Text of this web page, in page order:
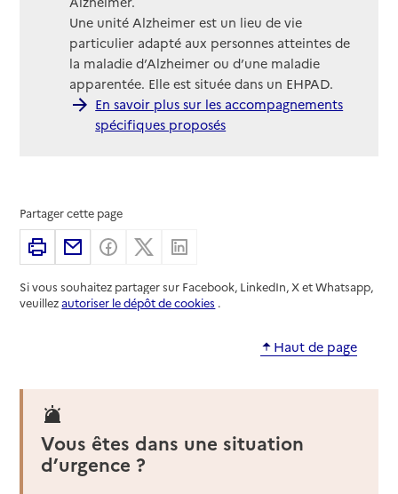
Une unité Alzheimer est un lieu de vie
particulier adapté aux personnes atteintes de
la maladie d’Alzheimer ou d’une maladie
apparentée. Elle est située dans un EHPAD.
En savoir plus sur les accompagnements
spécifiques proposés
Partager cette page
ImprimerPartager par email
Partager sur Facebook
Partager sur X
Si vous souhaitez partager sur Facebook, LinkedIn, X et Whatsapp,
veuillezautoriser le dépôt de cookies .
Haut de page
Vous êtes dans une situation
d’urgence ?